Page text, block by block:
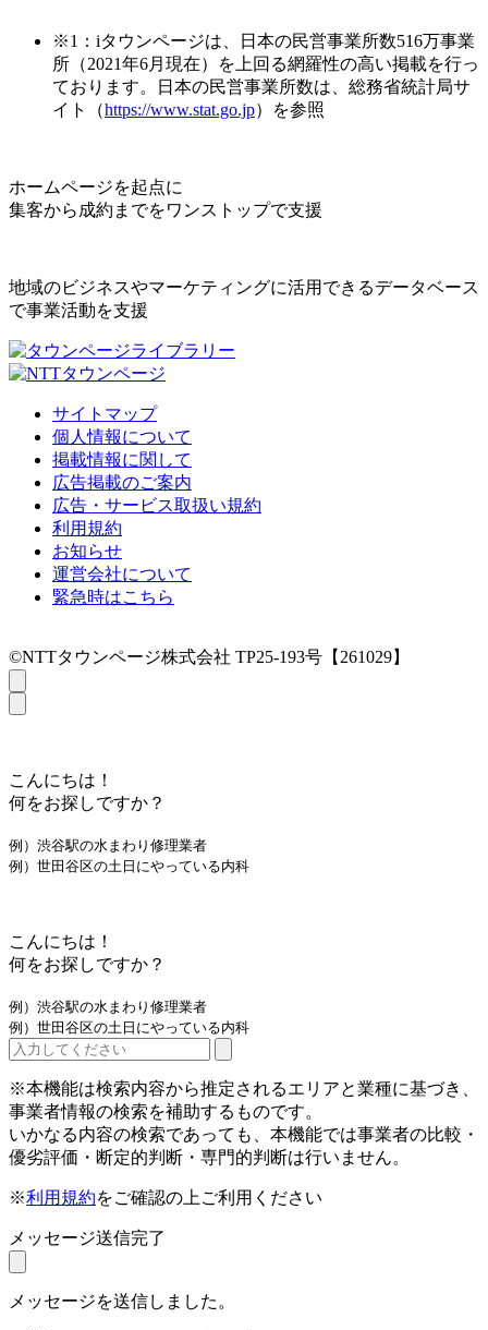
※1：iタウンページは、日本の民営事業所数516万事業
所（2021年6月現在）を上回る網羅性の高い掲載を行っ
ております。日本の民営事業所数は、総務省統計局サ
イト（https://www.stat.go.jp）を参照
ホームページを起点に
集客から成約までをワンストップで支援
地域のビジネスやマーケティングに活用できるデータベース
で事業活動を支援
サイトマップ
個人情報について
掲載情報に関して
広告掲載のご案内
広告・サービス取扱い規約
利用規約
お知らせ
運営会社について
緊急時はこちら
©NTTタウンページ株式会社 TP25-193号【261029】
こんにちは！
何をお探しですか？
例）渋谷駅の水まわり修理業者
例）世田谷区の土日にやっている内科
こんにちは！
何をお探しですか？
例）渋谷駅の水まわり修理業者
例）世田谷区の土日にやっている内科
※本機能は検索内容から推定されるエリアと業種に基づき、
事業者情報の検索を補助するものです。
いかなる内容の検索であっても、本機能では事業者の比較・
優劣評価・断定的判断・専門的判断は行いません。
※利用規約をご確認の上ご利用ください
メッセージ送信完了
メッセージを送信しました。